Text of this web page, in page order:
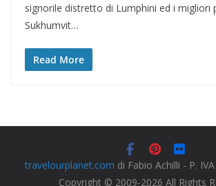
signorile distretto di Lumphini ed i migliori
Sukhumvit…
Read More
travelourplanet.com di Fabio Achilli - P.
Copyright © 2009-2026 All Rights